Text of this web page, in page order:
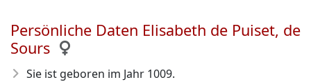
Persönliche Daten Elisabeth de Puiset, de
Sours
Sie ist geboren im Jahr 1009.